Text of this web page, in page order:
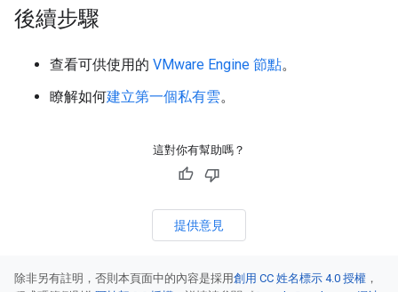
後續步驟
查看可供使用的 VMware Engine 節點。
瞭解如何建立第一個私有雲。
這對你有幫助嗎？
提供意見
除非另有註明，否則本頁面中的內容是採用創用 CC 姓名標示 4.0 授權 ，